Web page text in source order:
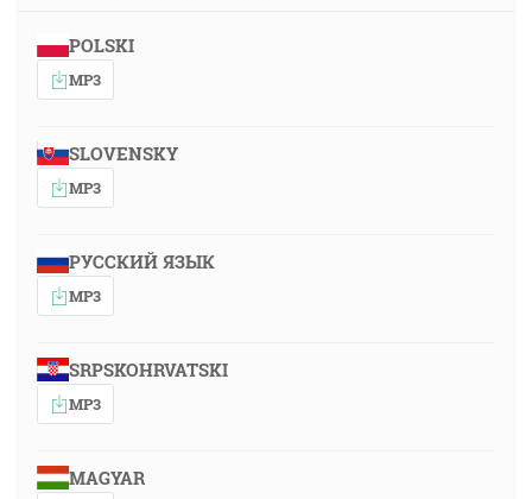
POLSKI
MP3
SLOVENSKY
MP3
РУССКИЙ ЯЗЫК
MP3
SRPSKOHRVATSKI
MP3
MAGYAR